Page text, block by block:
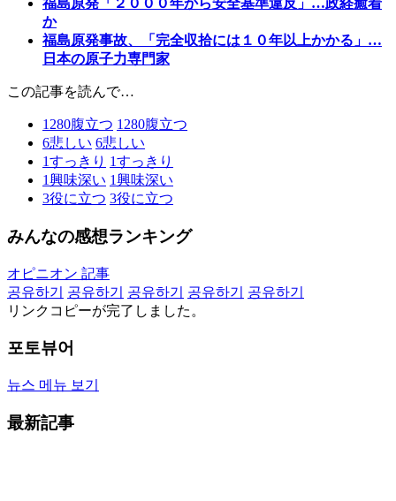
福島原発「２０００年から安全基準違反」…政経癒着
か
福島原発事故、「完全収拾には１０年以上かかる」…
日本の原子力専門家
この記事を読んで…
1280腹立つ 1280腹立つ
6悲しい 6悲しい
1すっきり 1すっきり
1興味深い 1興味深い
3役に立つ 3役に立つ
みんなの感想ランキング
オピニオン 記事
공유하기
공유하기 공유하기 공유하기
공유하기
リンクコピーが完了しました。
포토뷰어
뉴스 메뉴 보기
最新記事